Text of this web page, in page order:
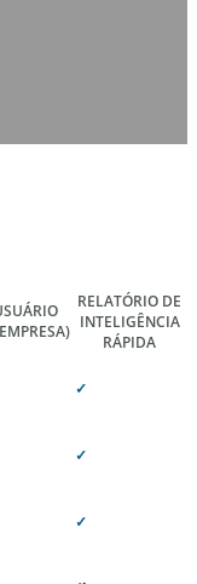
RELATÓRIO DE
INTELIGÊNCIA
RÁPIDA
✓
✓
✓